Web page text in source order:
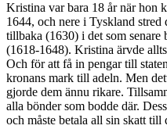
Kristina var bara 18 år när hon
1644, och nere i Tyskland stred
tillbaka (1630) i det som
(1618-1648). Kristina ärvde
Och för att få in pengar till
kronans mark till adeln. Men
gjorde dem ännu rikare.
alla bönder som bodde där.
och måste betala all sin skatt